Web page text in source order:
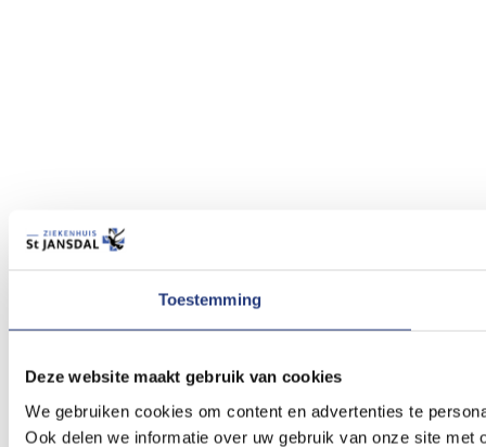
Toestemming
Deze website maakt gebruik van cookies
We gebruiken cookies om content en advertenties te
Ook delen we informatie over uw gebruik van onze site